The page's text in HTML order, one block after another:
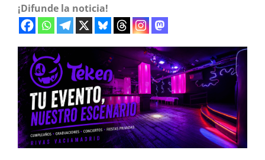
¡Difunde la noticia!